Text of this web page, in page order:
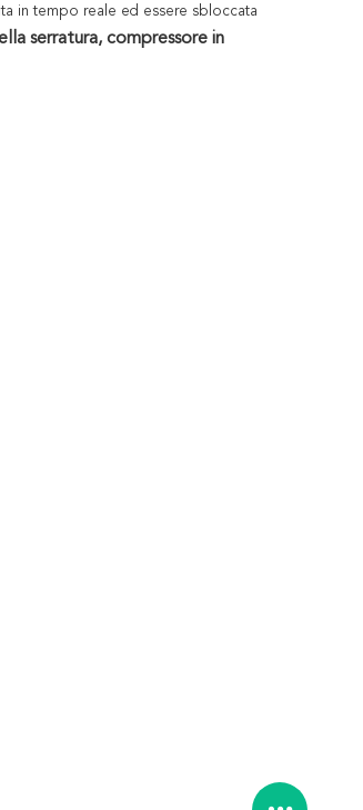
in tempo reale ed essere sbloccata
serratura, compressore in